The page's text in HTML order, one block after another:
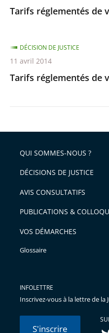
Tarifs réglementés de
Tarifs réglementés de
DÉCISION DE JUSTICE
11 avril 2014
QUI SOMMES-NOUS ?
DÉCISIONS DE JUSTICE
AVIS CONSULTATIFS
PUBLICATIONS &
VOS DÉMARCHES
Glossaire
INFOLETTRE
Inscrivez-vous à la lettre de la
S'inscrire